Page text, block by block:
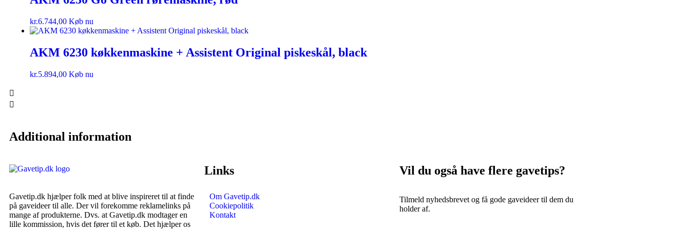
kr.6.744,00 Køb nu
AKM 6230 køkkenmaskine + Assistent Original piskeskål, black
kr.5.894,00 Køb nu
Additional information
Gavetip.dk hjælper folk med at blive inspireret til at finde
på gaveideer til alle. Der vil forekomme reklamelinks på
mange af produkterne. Dvs. at Gavetip.dk modtager en
lille kommission, hvis det fører til et køb. Det hjælper os
Links
Om Gavetip.dk
Cookiepolitik
Kontakt
Vil du også have flere gavetips?
Tilmeld nyhedsbrevet og få gode gaveideer til dem du
holder af.